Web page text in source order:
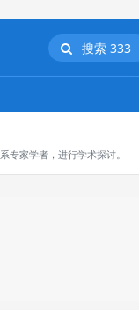
搜索 333
家学者，进行学术探讨。